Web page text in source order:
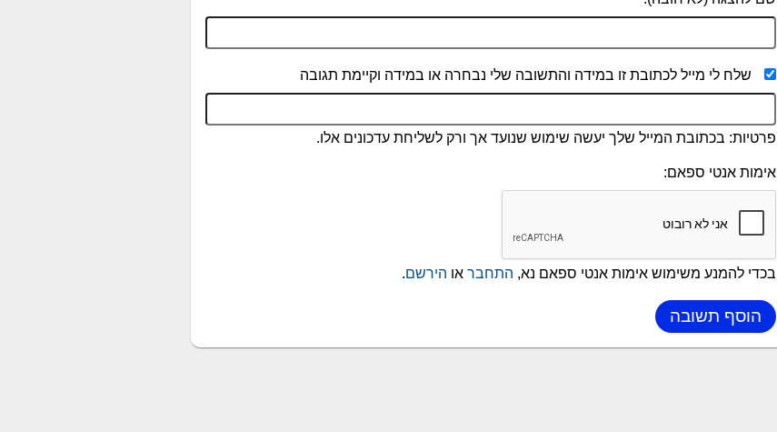
שלח לי מייל לכתובת זו במידה והתשובה שלי נבחרה או במידה וקיימת תגובה
פרטיות: בכתובת המייל שלך יעשה שימוש שנועד אך ורק לשליחת עדכונים אלו.
אימות אנטי ספאם:
בכדי להמנע משימוש אימות אנטי ספאם נא, התחבר או הירשם.